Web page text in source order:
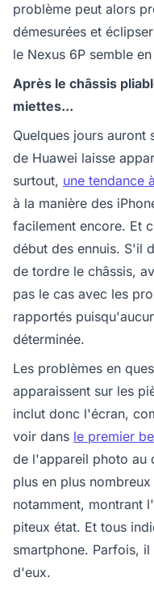
problème peut alors
démesurées et
le Nexus 6P semble
Après le châssis
miettes...
Quelques jours
de Huawei laisse
surtout, une tendance
à la manière des
facilement encore. Et
début des ennuis. S'il
de tordre le châssis,
pas le cas avec les
rapportés
déterminée.
Les problèmes en
apparaissent sur les
inclut donc l'écran,
voir dans le premier
de l'appareil photo au
plus en plus
notamment, montrant
piteux état. Et tous
smartphone. Parfois,
d'eux.